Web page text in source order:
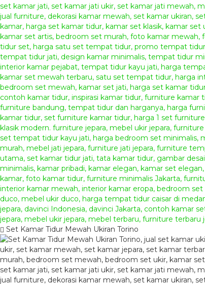
Set Kamar Tidur Mewah Ukiran Torino